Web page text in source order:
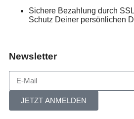
Sichere Bezahlung durch
Schutz Deiner persönlichen
Newsletter
JETZT ANMELDEN